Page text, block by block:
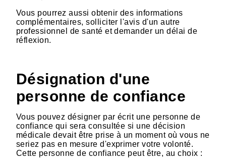
Vous pourrez aussi obtenir des informations
complémentaires, solliciter l'avis d'un autre
professionnel de santé et demander un délai de
réflexion.
Désignation d'une
personne de confiance
Vous pouvez désigner par écrit une personne de
confiance qui sera consultée si une décision
médicale devait être prise à un moment où vous ne
seriez pas en mesure d'exprimer votre volonté.
Cette personne de confiance peut être, au choix :